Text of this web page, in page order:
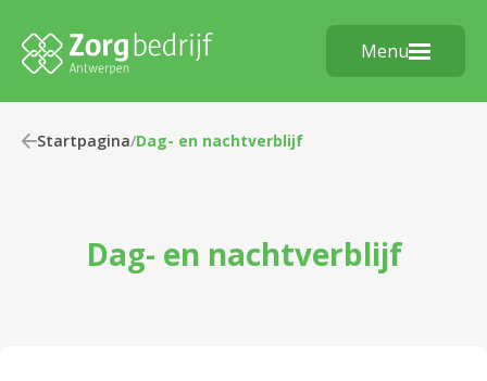
Menu
Startpagina/Dag- en nachtverblijf
Dag- en nachtverblijf